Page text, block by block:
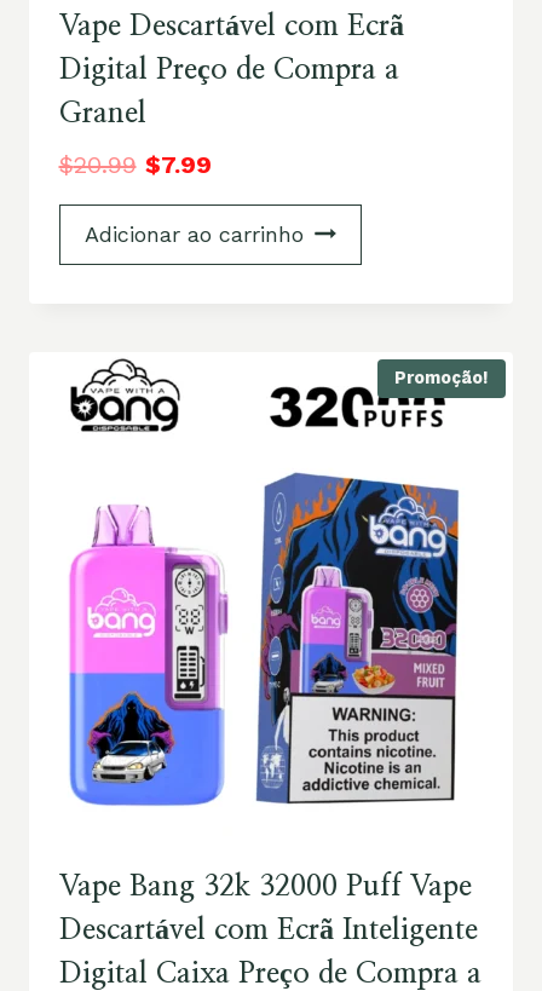
Vape Descartável com Ecrã
Digital Preço de Compra a
Granel
$20.99 $7.99
Adicionar ao carrinho
Promoção!
Vape Bang 32k 32000 Puff Vape
Descartável com Ecrã Inteligente
Digital Caixa Preço de Compra a